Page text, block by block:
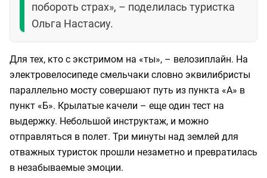
побороть страх», – поделилась туристка
Ольга Настасиу.
Для тех, кто с экстримом на «ты», – велозиплайн. На
электровелосипеде смельчаки словно эквилибристы
параллельно мосту совершают путь из пункта «А» в
пункт «Б». Крылатые качели – еще один тест на
выдержку. Небольшой инструктаж, и можно
отправляться в полет. Три минуты над землей для
отважных туристок прошли незаметно и превратилась
в незабываемые эмоции.